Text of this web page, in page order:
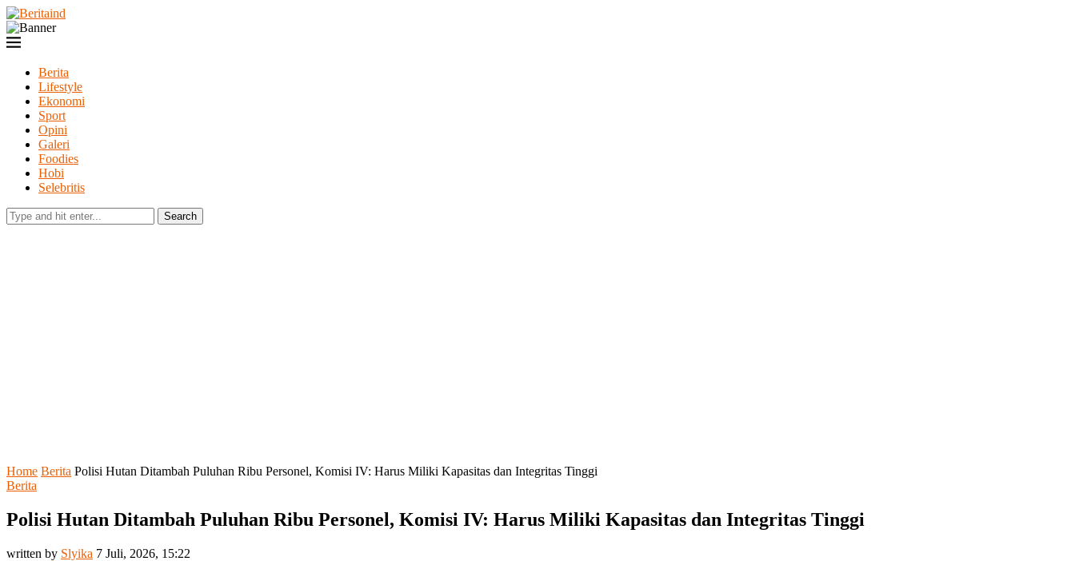
Berita
Lifestyle
Ekonomi
Sport
Opini
Galeri
Foodies
Hobi
Selebritis
Search
Home Berita Polisi Hutan Ditambah Puluhan Ribu Personel, Komisi IV: Harus Miliki Kapasitas dan Integritas Tinggi
Berita
Polisi Hutan Ditambah Puluhan Ribu Personel, Komisi IV: Harus Miliki Kapasitas dan Integritas Tinggi
written by Slyika 7 Juli, 2026, 15:22